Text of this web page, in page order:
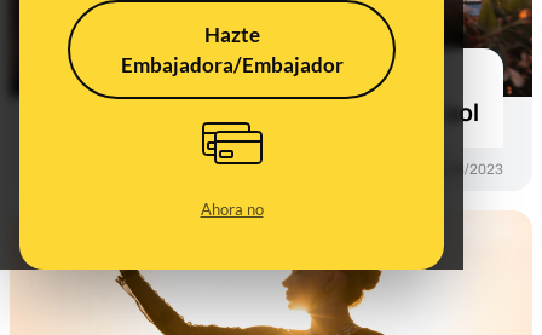
Hazte
Embajadora/Embajador
Ahora no
Por qué los días de más calor no
coinciden con los de más horas de sol
03/08/2023